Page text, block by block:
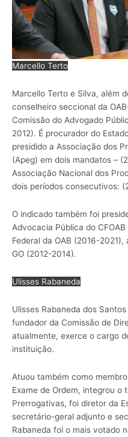
Marcello Terto
Marcello Terto e Silva, além
conselheiro seccional da
Comissão do Advogado
2012). É procurador do
presidido a Associação dos
(Apeg) em dois mandatos –
Associação Nacional dos
dois períodos consecutivos:
O indicado também foi
Advocacia Pública do
Federal da OAB (2016-
GO (2012-2014).
Ulisses Rabaneda
Ulisses Rabaneda dos
fundador da Comissão de
atualmente, exerce o cargo
instituição.
Atuou também como
Exame de Ordem, integrou o
Prerrogativas, foi diretor da
secretário-geral adjunto e
Rabaneda foi o mais votado